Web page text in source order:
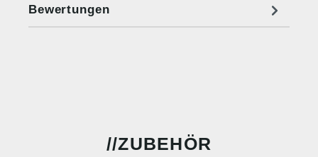
Bewertungen
ZUBEHÖR